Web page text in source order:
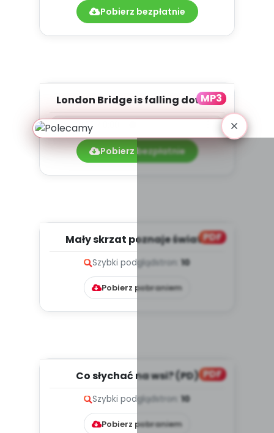
Pobierz bezpłatnie
MP3
London Bridge is falling down -
podkład (PD, mp3)
Pobierz bezpłatnie
PDF
Mały skrzat poznaje świat -
Szybki podglądstron: 10
Pobierz pobraniem
PDF
Co słychać na wsi? (PD)
Szybki podgląd stron: 10
Pobierz pobraniem